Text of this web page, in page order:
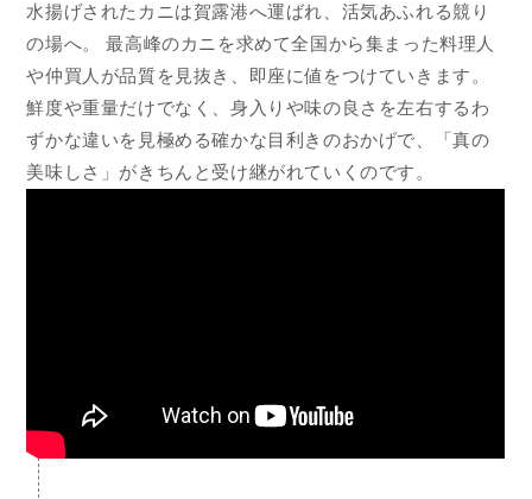
水揚げされたカニは賀露港へ運ばれ、活気あふれる競り
の場へ。 最高峰のカニを求めて全国から集まった料理人
や仲買人が品質を見抜き、即座に値をつけていきます。
鮮度や重量だけでなく、身入りや味の良さを左右するわ
ずかな違いを見極める確かな目利きのおかげで、「真の
美味しさ」がきちんと受け継がれていくのです。